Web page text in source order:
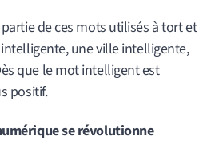
de ces mots utilisés à tort et
une ville intelligente,
que le mot intelligent est
positif.
se révolutionne